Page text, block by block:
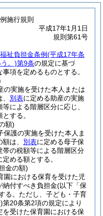
施行規則
平成17年1月1日
規則第61号
祉負担金条例(平成17年条
。)第9条の規定に基づ
項を定めるものとする。
の実施を受けた本人または
別表に定める助産の実施
による階層区分に応じ、
する。
額)
保護の実施を受けた本人ま
は、 別表に定める母子保
の税額等による階層区分
める額とする。
金の額)
園における保育を受けた児
納付すべき負担金(以下「保
る。 ただし、子ども・子育
第20条第2項の規定により
受けた保育園における保